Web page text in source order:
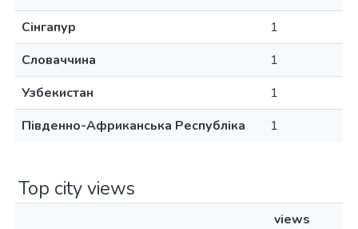
Сінгапур
1
Словаччина
1
Узбекистан
1
Південно-Африканська Республіка
1
Top city views
views